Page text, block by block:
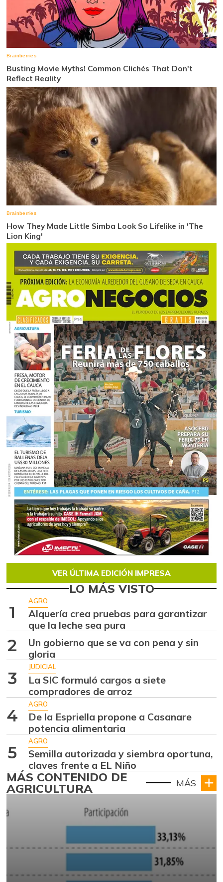
VER ÚLTIMA EDICIÓN IMPRESA
LO MÁS VISTO
1
AGRO
Alquería crea pruebas para garantizar
que la leche sea pura
2
Un gobierno que se va con pena y sin
gloria
3
JUDICIAL
La SIC formuló cargos a siete
compradores de arroz
4
AGRO
De la Espriella propone a Casanare
potencia alimentaria
5
AGRO
Semilla autorizada y siembra oportuna,
claves frente a EL Niño
MÁS CONTENIDO DE
AGRICULTURA MÁS